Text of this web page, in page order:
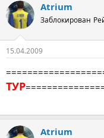
Atrium
Заблокирован
15.04.2009
ТУР
Atrium